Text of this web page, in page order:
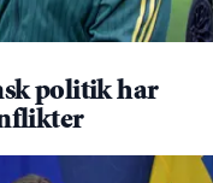
politik har